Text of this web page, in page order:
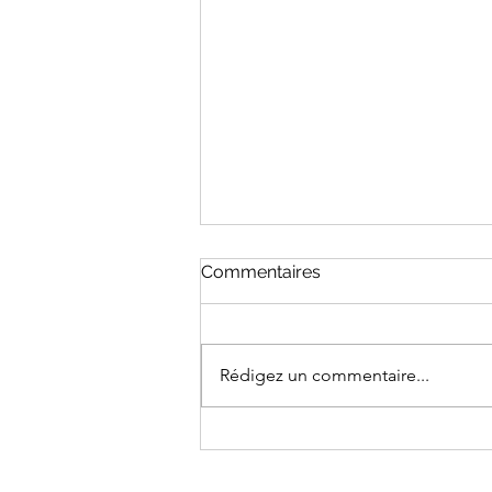
Commentaires
Rédigez un commentaire...